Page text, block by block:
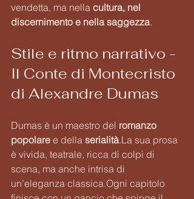
vendetta, ma nella cultura, nel
discernimento e nella saggezza.
Stile e ritmo narrativo -
Il Conte di Montecristo
di Alexandre Dumas
Dumas è un maestro del romanzo
popolare e della serialità.La sua prosa
è vivida, teatrale, ricca di colpi di
scena, ma anche intrisa di
un’eleganza classica.Ogni capitolo